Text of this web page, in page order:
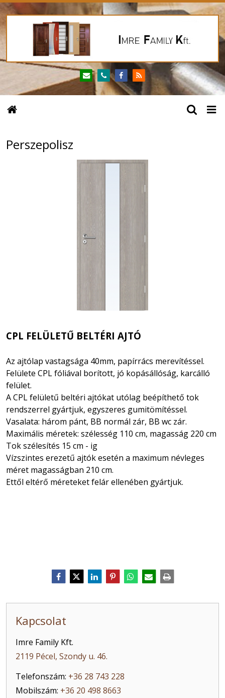
Perszepolisz
CPL FELÜLETŰ BELTÉRI AJTÓ
Az ajtólap vastagsága 40mm, papírrács merevítéssel.
Felülete CPL fóliával borított, jó kopásállóság, karcálló
felület.
A CPL felületű beltéri ajtókat utólag beépíthető tok
rendszerrel gyártjuk, egyszeres gumitömítéssel.
Vasalata: három pánt, BB normál zár, BB wc zár.
Maximális méretek: szélesség 110 cm, magasság 220 cm
Tok szélesítés 15 cm - ig
Vízszintes erezetű ajtók esetén a maximum névleges
méret magasságban 210 cm.
Ettől eltérő méreteket felár ellenében gyártjuk.
Kapcsolat
Imre Family Kft.
2119 Pécel, Szondy u. 46.
Telefonszám: +36 28 743 228
Mobilszám: +36 20 498 8663